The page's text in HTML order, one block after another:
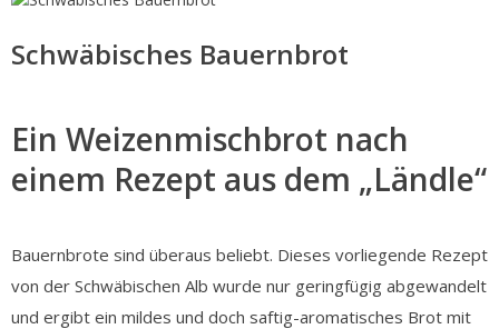
Schwäbisches Bauernbrot
Ein Weizenmischbrot nach
einem Rezept aus dem „Ländle“
Bauernbrote sind überaus beliebt. Dieses vorliegende Rezept
von der Schwäbischen Alb wurde nur geringfügig abgewandelt
und ergibt ein mildes und doch saftig-aromatisches Brot mit